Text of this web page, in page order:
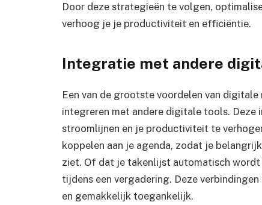
Door deze strategieën te volgen,
verhoog je je productiviteit en efficiëntie.
Integratie met andere
Een van de grootste voordelen van
integreren met andere digitale tools.
stroomlijnen en je productiviteit te
koppelen aan je agenda, zodat je
ziet. Of dat je takenlijst automatisch
tijdens een vergadering. Deze
en gemakkelijk toegankelijk.